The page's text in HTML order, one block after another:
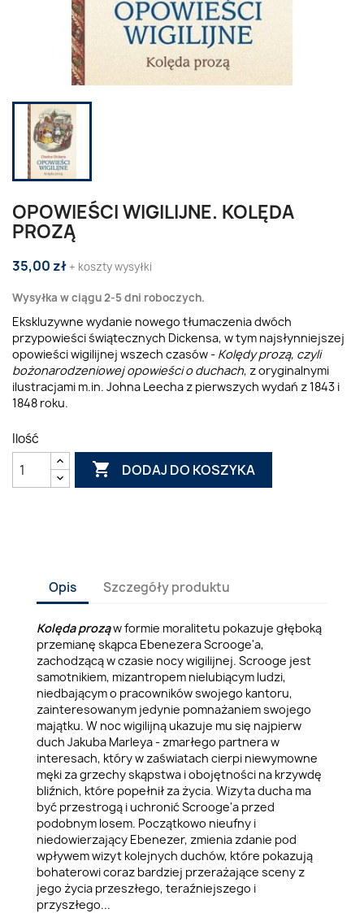
OPOWIEŚCI WIGILIJNE. KOLĘDA
PROZĄ
35,00 zł + koszty wysyłki
Wysyłka w ciągu 2-5 dni roboczych.
Ekskluzywne wydanie nowego tłumaczenia dwóch
przypowieści świątecznych Dickensa, w tym najsłynniejszej
opowieści wigilijnej wszech czasów - Kolędy prozą, czyli
bożonarodzeniowej opowieści o duchach, z oryginalnymi
ilustracjami m.in. Johna Leecha z pierwszych wydań z 1843 i
1848 roku.
Ilość
 DODAJ DO KOSZYKA
Opis Szczegóły produktu
Kolęda proząw formie moralitetu pokazuje głęboką
przemianę skąpca Ebenezera Scrooge'a,
zachodzącą w czasie nocy wigilijnej. Scrooge jest
samotnikiem, mizantropem nielubiącym ludzi,
niedbającym o pracowników swojego kantoru,
zainteresowanym jedynie pomnażaniem swojego
majątku. W noc wigilijną ukazuje mu się najpierw
duch Jakuba Marleya - zmarłego partnera w
interesach, który w zaświatach cierpi niewymowne
męki za grzechy skąpstwa i obojętności na krzywdę
bliźnich, które popełnił za życia. Wizyta ducha ma
być przestrogą i uchronić Scrooge'a przed
podobnym losem. Początkowo nieufny i
niedowierzający Ebenezer, zmienia zdanie pod
wpływem wizyt kolejnych duchów, które pokazują
bohaterowi coraz bardziej przerażające sceny z
jego życia przeszłego, teraźniejszego i
przyszłego...